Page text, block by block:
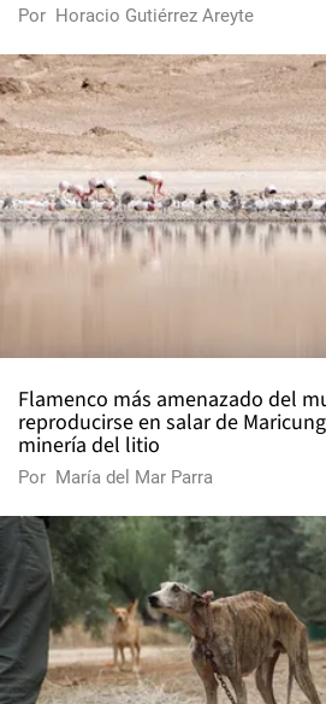
Por Horacio Gutiérrez Areyte
Flamenco más amenazado del
reproducirse en salar de
minería del litio
Por María del Mar Parra